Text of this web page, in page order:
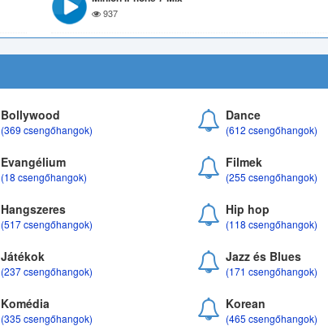
937
Bollywood
(369 csengőhangok)
Dance
(612 csengőhangok)
Evangélium
(18 csengőhangok)
Filmek
(255 csengőhangok)
Hangszeres
(517 csengőhangok)
Hip hop
(118 csengőhangok)
Játékok
(237 csengőhangok)
Jazz és Blues
(171 csengőhangok)
Komédia
(335 csengőhangok)
Korean
(465 csengőhangok)